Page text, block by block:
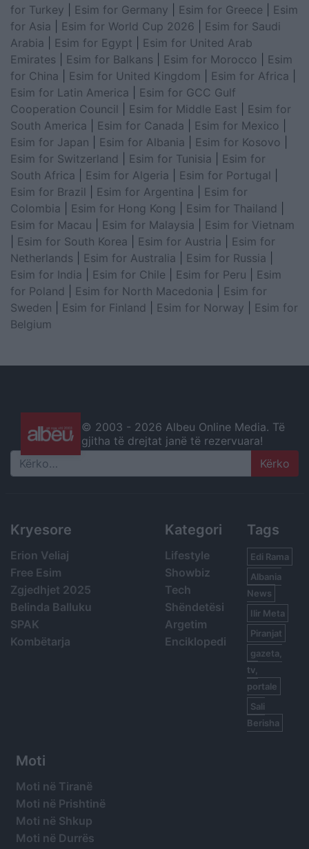
for Turkey
Esim for Germany Esim for Greece
Esim
for Asia
Esim for World Cup 2026
Esim for Saudi
Arabia
Esim for Egypt
Esim for United Arab
Emirates
Esim for Balkans Esim for Morocco
Esim
for China
Esim for United Kingdom Esim for Africa
Esim for Latin America
Esim for GCC Gulf
Cooperation Council
Esim for Middle East
Esim for
South America
Esim for Canada Esim for Mexico
Esim for Japan
Esim for Albania Esim for Kosovo
Esim for Switzerland
Esim for Tunisia
Esim for
South Africa
Esim for Algeria Esim for Portugal
Esim for Brazil
Esim for Argentina
Esim for
Colombia
Esim for Hong Kong Esim for Thailand
Esim for Macau
Esim for Malaysia
Esim for Vietnam
Esim for South Korea Esim for Austria
Esim for
Netherlands
Esim for Australia Esim for Russia
Esim for India
Esim for Chile Esim for Peru
Esim
for Poland
Esim for North Macedonia
Esim for
Sweden
Esim for Finland Esim for Norway
Esim for
Belgium
© 2003 - 2026 Albeu Online Media. Të
gjitha të drejtat janë të rezervuara!
Search
Kryesore
Erion Veliaj
Free Esim
Zgjedhjet 2025
Belinda Balluku
SPAK
Kombëtarja
Kategori
Lifestyle
Showbiz
Tech
Shëndetësi
Argetim
Enciklopedi
Tags
Edi Rama
Albania
News
Ilir Meta
Piranjat
gazeta,
tv,
portale
Sali
Berisha
Moti
Moti në Tiranë
Moti në Prishtinë
Moti në Shkup
Moti në Durrës